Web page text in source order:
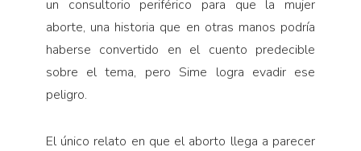
un consultorio periférico para que la mujer
aborte, una historia que en otras manos podría
haberse convertido en el cuento predecible
sobre el tema, pero Sime logra evadir ese
peligro.
El único relato en que el aborto llega a parecer